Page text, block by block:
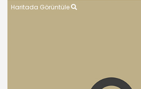
Haritada Görüntüle